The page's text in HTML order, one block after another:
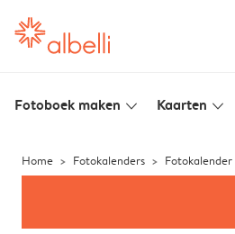
Fotoboek maken slim_arrow_down Kaarten slim_arrow_down
Home Fotokalenders